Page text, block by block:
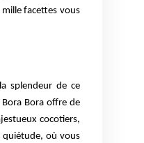
facettes vous
splendeur de ce
Bora offre de
cocotiers,
quiétude, où vous